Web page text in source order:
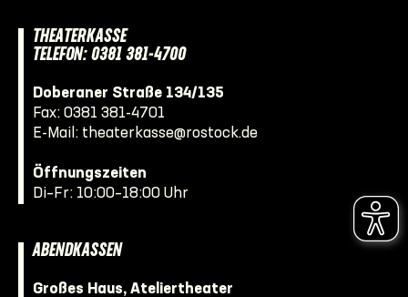
THEATERKASSE
TELEFON: 0381 381-4700
Doberaner Straße 134/135
Fax: 0381 381-4701
E-Mail: theaterkasse@rostock.de
Öffnungszeiten
Di–Fr: 10:00–18:00 Uhr
ABENDKASSEN
Großes Haus, Ateliertheater